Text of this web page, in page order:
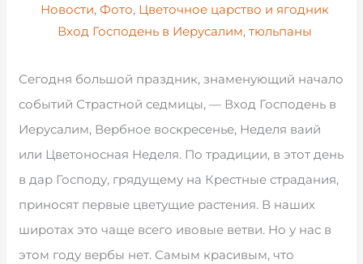
Новости, Фото, Цветочное царство и ягодник
Вход Господень в Иерусалим, тюльпаны
Сегодня большой праздник, знаменующий начало
событий Страстной седмицы, — Вход Господень в
Иерусалим, Вербное воскресенье, Неделя ваий
или Цветоносная Неделя. По традиции, в этот день
в дар Господу, грядущему на Крестные страдания,
приносят первые цветущие растения. В наших
широтах это чаще всего ивовые ветви. Но у нас в
этом году вербы нет. Самым красивым, что